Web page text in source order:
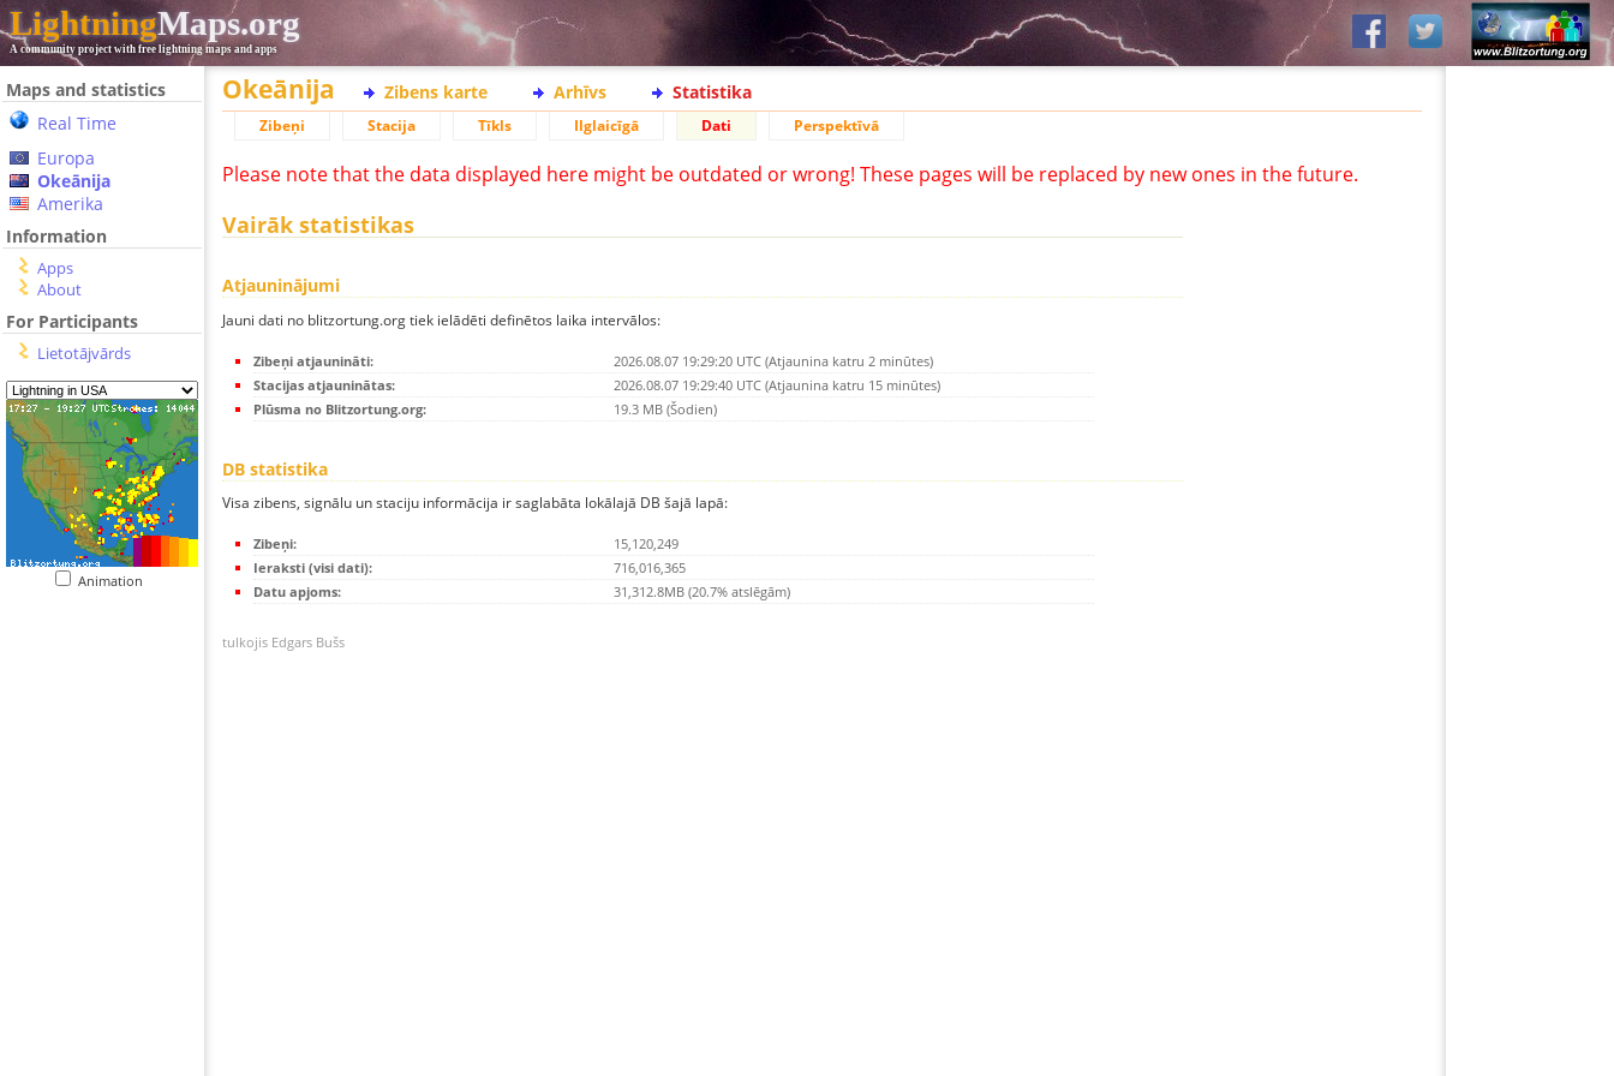
LightningMaps.org
A community project with free lightning maps and apps
Maps and statistics
Real Time
Europa
Okeānija
Amerika
Information
Apps
About
For Participants
Lietotājvārds
Animation
Okeānija Zibens karte Arhīvs Statistika
Zibeņi Stacija Tīkls Ilglaicīgā Dati Perspektīvā
Please note that the data displayed here might be outdated or wrong! These pages will be replaced by new ones in the future.
Vairāk statistikas
Atjauninājumi
Jauni dati no blitzortung.org tiek ielādēti definētos laika intervālos:
Zibeņi atjaunināti:
2026.08.07 19:29:20 UTC (Atjaunina katru 2 minūtes)
Stacijas atjauninātas:
2026.08.07 19:29:40 UTC (Atjaunina katru 15 minūtes)
Plūsma no Blitzortung.org:
19.3 MB (Šodien)
DB statistika
Visa zibens, signālu un staciju informācija ir saglabāta lokālajā DB šajā lapā:
Zibeņi:
15,120,249
Ieraksti (visi dati):
716,016,365
Datu apjoms:
31,312.8MB (20.7% atslēgām)
tulkojis Edgars Bušs